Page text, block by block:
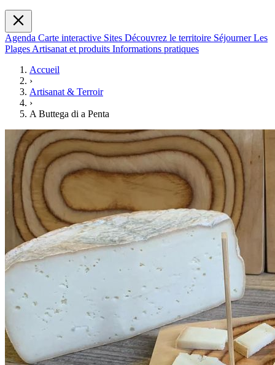
Agenda Carte interactive Sites Découvrez le territoire SéjournerLes
Plages Artisanat et produits Informations pratiques
Accueil
›
Artisanat & Terroir
›
A Buttega di a Penta